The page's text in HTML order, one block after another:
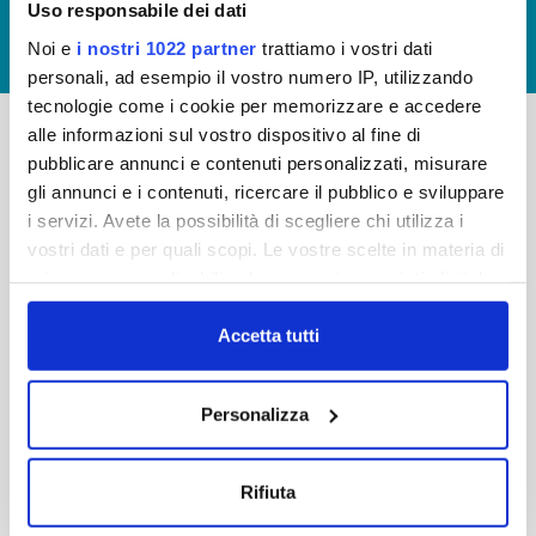
Uso responsabile dei dati
Noi e i nostri 1022 partner trattiamo i vostri dati
personali, ad esempio il vostro numero IP, utilizzando
tecnologie come i cookie per memorizzare e accedere
alle informazioni sul vostro dispositivo al fine di
pubblicare annunci e contenuti personalizzati, misurare
gli annunci e i contenuti, ricercare il pubblico e sviluppare
i servizi. Avete la possibilità di scegliere chi utilizza i
vostri dati e per quali scopi. Le vostre scelte in materia di
in cui avete effettuato le vostre scelte. È possibile
modificare o revocare il proprio consenso in qualsiasi
momento dalla Dichiarazione sui cookie o facendo clic
Con il tuo consenso, vorremmo anche:
raccogliere informazioni sulla tua posizione
Accetta tutti
Personalizza
Rifiuta
LAVORA CON NOI
Publiacqua S.p.A
Via Villamagna 90/c -
50126 Fi
Tel. +39 055688903
Reg Imprese Firenze
-
FAQ
PRIVACY POLICY
COOKIE
WHISTLEBLOWING
CREDITS